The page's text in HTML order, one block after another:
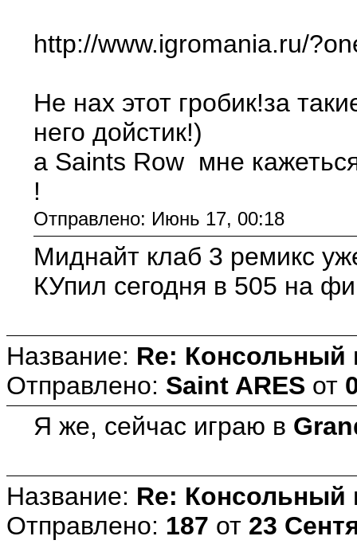
http://www.igromania.ru/
Не нах этот гробик!за
него дойстик!)
а Saints Row мне
!
Отправлено: Июнь 17, 00:18
Миднайт клаб 3 ремикс
КУпил сегодня в 505 на
Название: Re: Консольный
Отправлено: Saint ARES от
Я же, сейчас играю в
Название: Re: Консольный
Отправлено: 187 от 23